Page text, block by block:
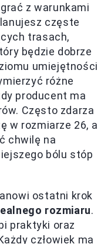
z warunkami
częste
trasach,
będzie dobrze
umiejętności
różne
producent ma
Często zdarza
w rozmiarze 26, a
chwilę na
bólu stóp
ostatni krok
rozmiaru.
praktyki oraz
człowiek ma